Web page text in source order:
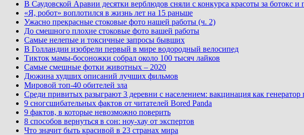
В Саудовской Аравии десятки верблюдов сняли с конкурса красоты за ботокс и
«Я, робот» воплотился в жизнь лет на 15 раньше
Ужасно прекрасные стоковые фото нашей работы (ч. 2)
До смешного плохие стоковые фото вашей работы
Самые нелепые и токсичные запросы бывших
В Голландии изобрели первый в мире водородный велосипед
Тикток мамы-босоножки собрал около 100 тысяч лайков
Самые смешные фотки животных – 2020
Дюжина худших описаний лучших фильмов
Мировой топ-40 обителей зла
Среди привитых разыграют 3 деревни с населением: вакцинация как генератор
9 сногсшибательных фактов от читателей Bored Panda
9 фактов, в которые невозможно поверить
8 способов вернуться в сон: ноу-хау от экспертов
Что значит быть красивой в 23 странах мира